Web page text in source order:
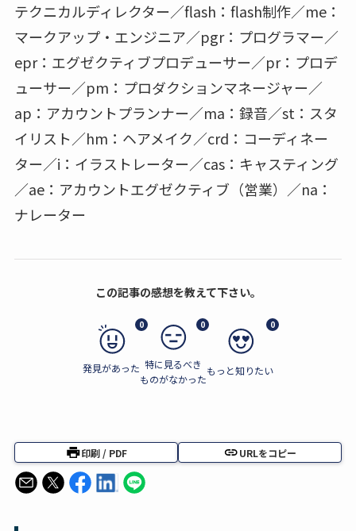
テクニカルディレクター／flash：flash制作／me：
マークアップ・エンジニア／pgr：プログラマー／
epr：エグゼクティブプロデューサー／pr：プロデ
ューサー／pm：プロダクションマネージャー／
ap：アカウントプランナー／ma：録音／st：スタ
イリスト／hm：ヘアメイク／crd：コーディネー
ター／i：イラストレーター／cas：キャスティング
／ae：アカウントエグゼクティブ（営業）／na：
ナレーター
この記事の感想を教えて下さい。
0
発見があった
0
特に見るべき
ものがなかった
0
もっと知りたい
印刷 / PDF URLをコピー